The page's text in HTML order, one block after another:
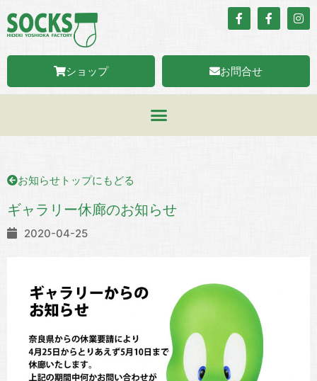
ショップ お問合せ
お知らせトップにもどる
ギャラリー休廊のお知らせ
2020-04-25